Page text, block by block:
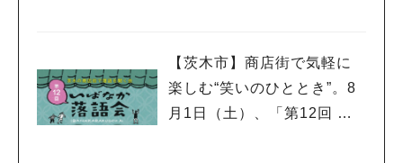
【茨木市】商店街で気軽に
楽しむ“笑いのひととき”。8
月1日（土）、「第12回 い